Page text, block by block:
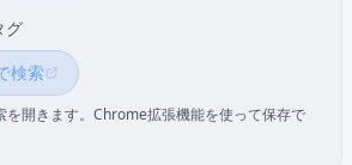
グ
検索
を開きます。Chrome拡張機能を使って保存で